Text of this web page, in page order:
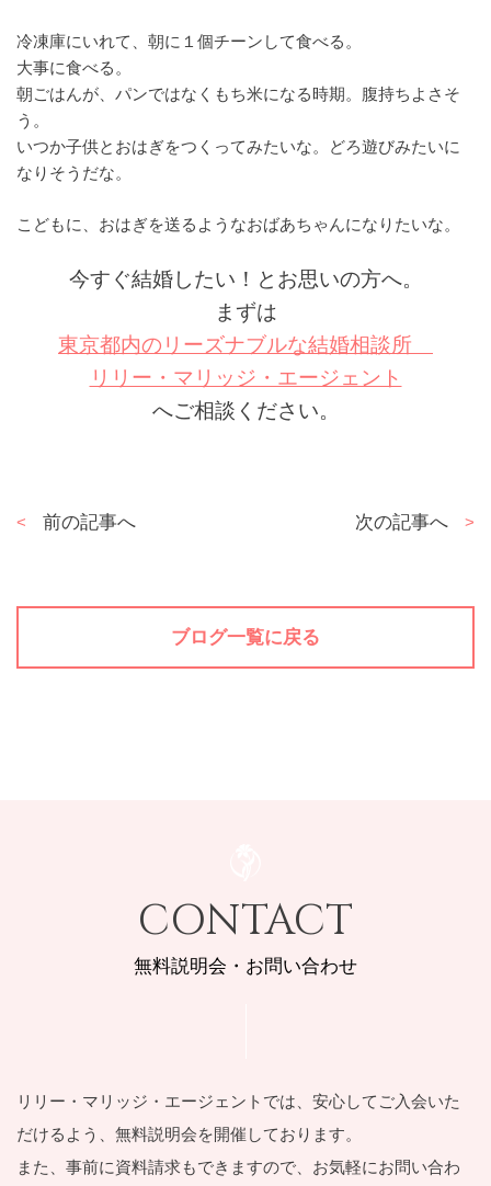
冷凍庫にいれて、朝に１個チーンして食べる。
大事に食べる。
朝ごはんが、パンではなくもち米になる時期。腹持ちよさそ
う。
いつか子供とおはぎをつくってみたいな。どろ遊びみたいに
なりそうだな。
こどもに、おはぎを送るようなおばあちゃんになりたいな。
今すぐ結婚したい！とお思いの方へ。
まずは
東京都内のリーズナブルな結婚相談所
リリー・マリッジ・エージェント
へご相談ください。
投
ゲ
シ
前の記事へ 次の記事へ
ブログ一覧に戻る
CONTACT
無料説明会・お問い合わせ
リリー・マリッジ・エージェントでは、安⼼してご⼊会いた
だけるよう、 無料説明会を開催しております。
また、事前に資料請求もできますので、お気軽にお問い合わ